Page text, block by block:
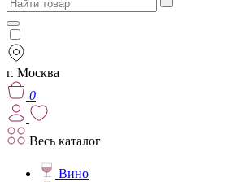
г. Москва
0
Весь каталог
Вино